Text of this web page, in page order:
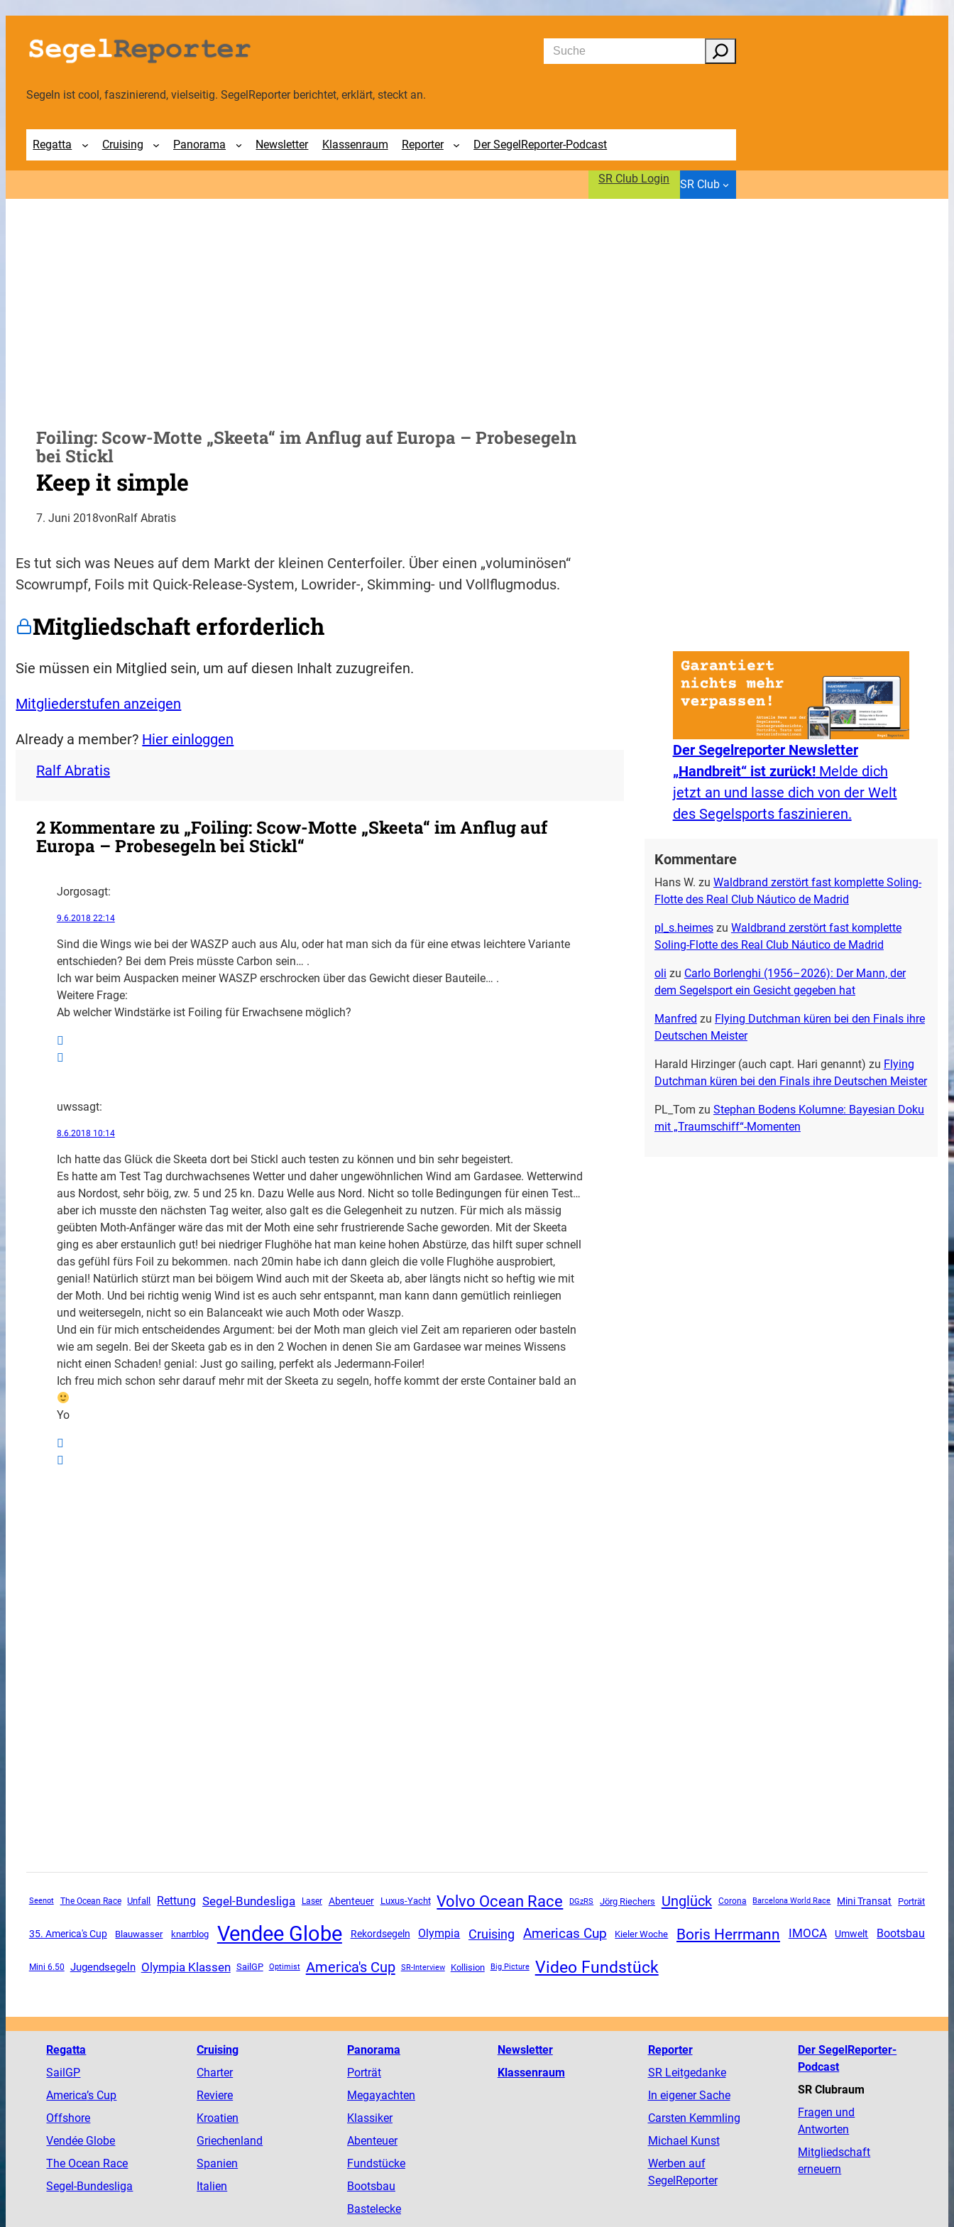
Zum
Inhalt
springen
Suchen
Segeln ist cool, faszinierend, vielseitig. SegelReporter berichtet, erklärt, steckt an.
Regatta Cruising Panorama Newsletter Klassenraum Reporter Der SegelReporter-Podcast
SR Club Login SR Club
Foiling: Scow-Motte „Skeeta“ im Anflug auf Europa – Probesegeln
bei Stickl
Keep it simple
7. Juni 2018vonRalf Abratis
Es tut sich was Neues auf dem Markt der kleinen Centerfoiler. Über einen „voluminösen“
Scowrumpf, Foils mit Quick-Release-System, Lowrider-, Skimming- und Vollflugmodus.
Mitgliedschaft erforderlich
Sie müssen ein Mitglied sein, um auf diesen Inhalt zuzugreifen.
Mitgliederstufen anzeigen
Already a member? Hier einloggen
Ralf Abratis
2 Kommentare zu „Foiling: Scow-Motte „Skeeta“ im Anflug auf
Europa – Probesegeln bei Stickl“
Jorgosagt:
9.6.2018 22:14
Sind die Wings wie bei der WASZP auch aus Alu, oder hat man sich da für eine etwas leichtere Variante
entschieden? Bei dem Preis müsste Carbon sein… .
Ich war beim Auspacken meiner WASZP erschrocken über das Gewicht dieser Bauteile… .
Weitere Frage:
Ab welcher Windstärke ist Foiling für Erwachsene möglich?
uwssagt:
8.6.2018 10:14
Ich hatte das Glück die Skeeta dort bei Stickl auch testen zu können und bin sehr begeistert.
Es hatte am Test Tag durchwachsenes Wetter und daher ungewöhnlichen Wind am Gardasee. Wetterwind
aus Nordost, sehr böig, zw. 5 und 25 kn. Dazu Welle aus Nord. Nicht so tolle Bedingungen für einen Test…
aber ich musste den nächsten Tag weiter, also galt es die Gelegenheit zu nutzen. Für mich als mässig
geübten Moth-Anfänger wäre das mit der Moth eine sehr frustrierende Sache geworden. Mit der Skeeta
ging es aber erstaunlich gut! bei niedriger Flughöhe hat man keine hohen Abstürze, das hilft super schnell
das gefühl fürs Foil zu bekommen. nach 20min habe ich dann gleich die volle Flughöhe ausprobiert,
genial! Natürlich stürzt man bei böigem Wind auch mit der Skeeta ab, aber längts nicht so heftig wie mit
der Moth. Und bei richtig wenig Wind ist es auch sehr entspannt, man kann dann gemütlich reinliegen
und weitersegeln, nicht so ein Balanceakt wie auch Moth oder Waszp.
Und ein für mich entscheidendes Argument: bei der Moth man gleich viel Zeit am reparieren oder basteln
wie am segeln. Bei der Skeeta gab es in den 2 Wochen in denen Sie am Gardasee war meines Wissens
nicht einen Schaden! genial: Just go sailing, perfekt als Jedermann-Foiler!
Ich freu mich schon sehr darauf mehr mit der Skeeta zu segeln, hoffe kommt der erste Container bald an
Yo
Der Segelreporter Newsletter
„Handbreit“ ist zurück!Melde dich
jetzt an und lasse dich von der Welt
des Segelsports faszinieren.
Kommentare
Hans W. zu Waldbrand zerstört fast komplette Soling-
Flotte des Real Club Náutico de Madrid
pl_s.heimeszu Waldbrand zerstört fast komplette
Soling-Flotte des Real Club Náutico de Madrid
oli zu Carlo Borlenghi (1956–2026): Der Mann, der
dem Segelsport ein Gesicht gegeben hat
Manfred zu Flying Dutchman küren bei den Finals ihre
Deutschen Meister
Harald Hirzinger (auch capt. Hari genannt) zu Flying
Dutchman küren bei den Finals ihre Deutschen Meister
PL_Tom zu Stephan Bodens Kolumne: Bayesian Doku
mit „Traumschiff“-Momenten
Seenot The Ocean Race Unfall Rettung Segel-Bundesliga Laser Abenteuer Luxus-Yacht Volvo Ocean Race DGzRS Jörg Riechers Unglück Corona Barcelona World Race Mini Transat Porträt
35. America's Cup Blauwasser knarrblog Vendee Globe Rekordsegeln Olympia Cruising Americas Cup Kieler Woche Boris Herrmann IMOCA Umwelt Bootsbau
Mini 6.50 Jugendsegeln Olympia Klassen SailGP Optimist America's Cup SR-Interview Kollision Big Picture Video Fundstück
Regatta
SailGP
America’s Cup
Offshore
Vendée Globe
The Ocean Race
Segel-Bundesliga
Cruising
Charter
Reviere
Kroatien
Griechenland
Spanien
Italien
Panorama
Porträt
Megayachten
Klassiker
Abenteuer
Fundstücke
Bootsbau
Bastelecke
Newsletter
Klassenraum
Reporter
SR Leitgedanke
In eigener Sache
Carsten Kemmling
Michael Kunst
Werben auf
SegelReporter
Der SegelReporter-
Podcast
SR Clubraum
Fragen und
Antworten
Mitgliedschaft
erneuern